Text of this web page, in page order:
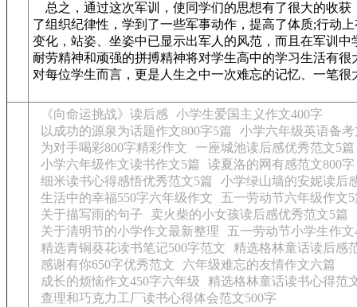
总之，通过这次军训，使同学们的思想有了很大的收获
了组织纪律性，学到了一些军事动作，提高了体质;行动
变化，站姿、坐姿中已显示出军人的风范，而且在军训中
耐劳精神和顽强的拼搏精神将对学生高中的学习生活有很
对每位学生而言，更是人生之中一次难忘的记忆、一笔很
《向命运挑战》读后感
小学生爱国主义作文400字
以成功的源泉为话题作文800字5篇
小学六年级英语备
为对手喝彩800字精彩作文
一座城池读后感优秀范文5篇
小学六年级作文读书作文5篇
读夏洛的网有感范文800字
细米读书心得感悟优秀范文5篇
小学绿山墙的安妮读后
生活中的幸福550字六年级作文
五一劳动节六年级作文5
关于描写雨的句子
卖火柴的小女孩读后感优秀范文5篇
关于清明节的小学作文最新整理
五一劳动节小学生作文
精选青铜葵花读书笔记500字范文
精选格林童话读后感
感谢有你650字优秀范文
六年级难忘的友情作文六篇
成长的烦恼作文450字六年级
精选格林童话读书心得范
查理和巧克力工厂读书心得体会范文500字